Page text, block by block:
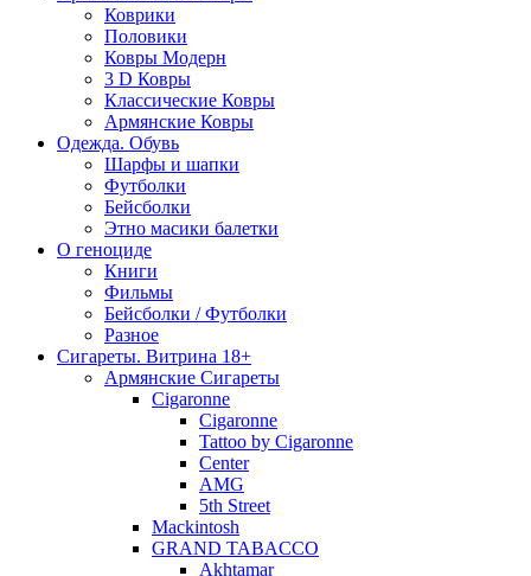
Коврики
Половики
Ковры Модерн
3 D Ковры
Классические Ковры
Армянские Ковры
Одежда. Обувь
Шарфы и шапки
Футболки
Бейсболки
Этно масики балетки
О геноциде
Книги
Фильмы
Бейсболки / Футболки
Разное
Сигареты. Витрина 18+
Армянские Сигареты
Cigaronne
Cigaronne
Tattoo by Cigaronne
Center
AMG
5th Street
Mackintosh
GRAND TABACCO
Akhtamar